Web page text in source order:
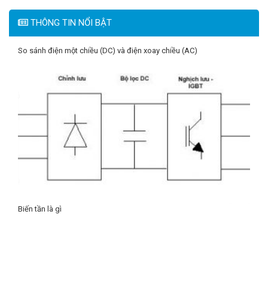
THÔNG TIN NỔI BẬT
So sánh điện một chiều (DC) và điện xoay chiều (AC)
Biến tần là gì